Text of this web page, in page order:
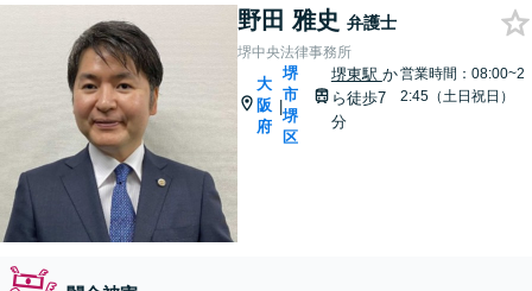
野田 雅史 弁護士
堺中央法律事務所
大
阪
府
|
堺
市
堺
区
堺東駅 か
ら徒歩7
分
営業時間：08:00~2
2:45（土日祝日）